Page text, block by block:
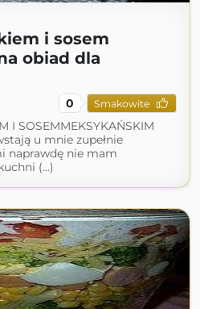
i sosem
obiad dla
0 Smakowite
I SOSEMMEKSYKAŃSKIM
u mnie zupełnie
naprawdę nie mam
(...)